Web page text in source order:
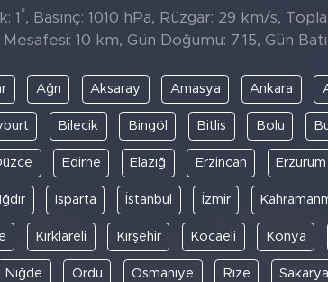
1 °, Basınç: 1010 hPa, Rüzgar: 29 km/s,
10 km, Gün Doğumu: 7:15, Gün
Ağrı Aksaray Amasya Ankara
Bilecik Bingöl Bitlis Bolu
Edirne Elazığ Erzincan Erzurum
Iğdır Isparta İstanbul İzmir
Kırklareli Kırşehir Kocaeli Konya
Niğde Ordu Osmaniye Rize Sakarya